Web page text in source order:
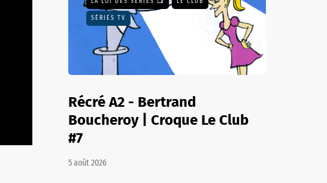
SÉRIES TV
Récré A2 - Bertrand
Boucheroy | Croque Le Club
#7
5 août 2026